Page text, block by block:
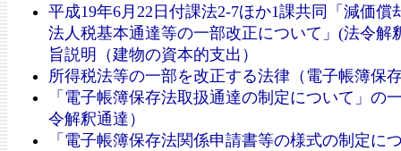
平成19年6月22日付課法2-7ほか1課共同「減価償
法人税基本通達等の一部改正について」(法令解
旨説明（建物の資本的支出）
所得税法等の一部を改正する法律（電子帳簿保
「電子帳簿保存法取扱通達の制定について」の
令解釈通達）
「電子帳簿保存法関係申請書等の様式の制定に